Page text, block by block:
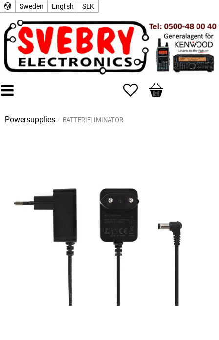
Sweden English SEK
Favorites
Basket
Powersupplies BATTERIELIMINATOR